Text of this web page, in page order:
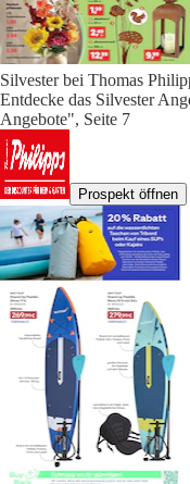
Silvester bei Thomas
Entdecke das Silvester
Angebote", Seite 7
Prospekt öffnen